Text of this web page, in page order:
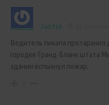
Justin
Водитель пикапа
городке Гранд-Бланк штата
здании вспыхнул пожар.